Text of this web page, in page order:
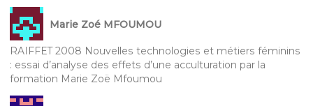
Marie Zoé MFOUMOU
RAIFFET 2008 Nouvelles technologies et métiers féminins
: essai d’analyse des effets d’une acculturation par la
formation Marie Zoë Mfoumou